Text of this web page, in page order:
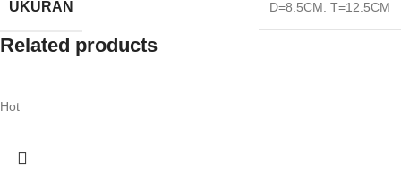
UKURAN D=8.5CM. T=12.5CM
Related products
Hot